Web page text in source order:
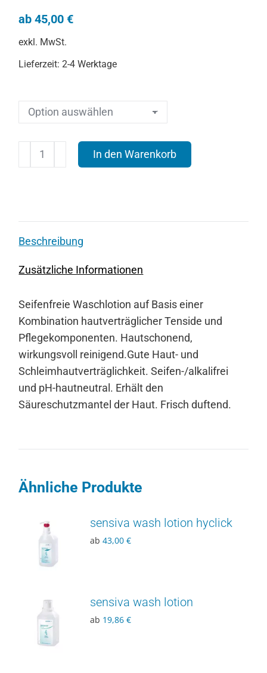
ab45,00€
exkl. MwSt.
Lieferzeit:2-4 Werktage
wash
In den Warenkorb
Beschreibung
Zusätzliche Informationen
Seifenfreie Waschlotion auf Basis einer
Kombination hautverträglicher Tenside und
Pflegekomponenten. Hautschonend,
wirkungsvoll reinigend.Gute Haut- und
Schleimhautverträglichkeit. Seifen-/alkalifrei
und pH-hautneutral. Erhält den
Säureschutzmantel der Haut. Frisch duftend.
Ähnliche Produkte
sensiva wash lotion hyclick
ab43,00€
sensiva wash lotion
ab 19,86€